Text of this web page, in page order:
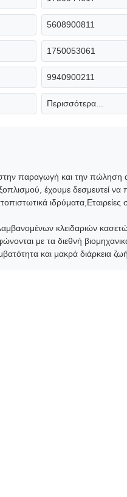
5608900811
1750053061
9940900211
Περισσότερα...
παραγωγή και την πώληση
έχουμε δεσμευτεί να
ιδρύματα,Εταιρείες
κλειδαριών
με τα διεθνή
και μακρά διάρκεια